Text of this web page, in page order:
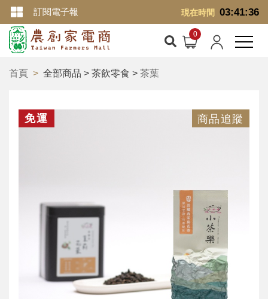
現在時間 03:41:36
訂閱電子報
首頁 全部商品 > 茶飲零食 > 茶葉
免運 商品追蹤